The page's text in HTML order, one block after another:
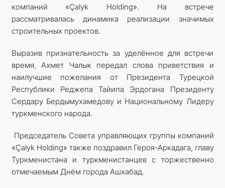
компаний «Çalyk Holding». На встрече
рассматривалась динамика реализации значимых
строительных проектов.
Выразив признательность за уделённое для встречи
время, Ахмет Чалык передал слова приветствия и
наилучшие пожелания от Президента Турецкой
Республики Реджепа Тайипа Эрдогана Президенту
Сердару Бердымухамедову и Национальному Лидеру
туркменского народа.
Председатель Совета управляющих группы компаний
«Çalyk Holding» также поздравил Героя-Аркадага, главу
Туркменистана и туркменистанцев с торжественно
отмечаемым Днём города Ашхабад.